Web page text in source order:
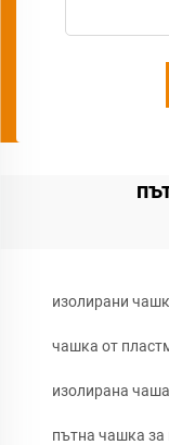
изолирани
чашка от
изолирана
пътна чашка за